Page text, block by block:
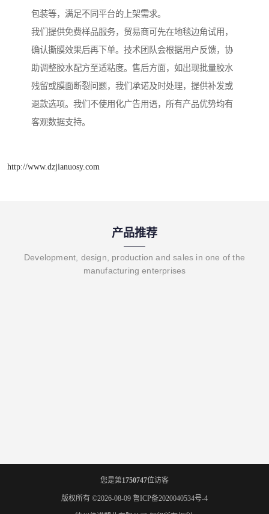
包装等，满足不同平台的上架需求。
我们提供免费样品服务，贸易商可先在地毯边角试用，
确认撕膜效果后再下单。技术团队会根据用户反馈，协
助调整胶水配方至适粘度。售后方面，如出现批量胶水
残留或膜面断裂问题，我们承诺及时处理，提供补发或
退款选项。我们不使用化广告用语，所有产品优势均有
客观数据支持。
http://www.dzjianuosy.com
产品推荐
Development, design, production and sales in one of the
manufacturing enterprises
您是第1750747位访客
版权所有 ©2026-08-09 鲁ICP备2020040534号-4